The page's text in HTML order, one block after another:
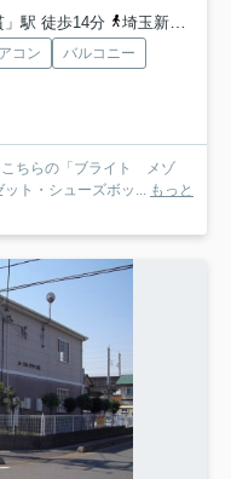
駅 徒歩14分
埼玉新都市交通ニューシャトル「内宿」駅 徒歩15分
コン
バルコニー
こちらの「ブライト メゾ
ト・シューズボッ... もっと